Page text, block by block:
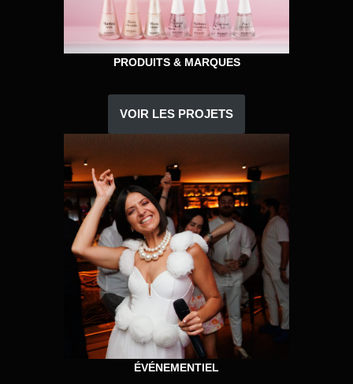
PRODUITS & MARQUES
VOIR LES PROJETS
ÉVÉNEMENTIEL